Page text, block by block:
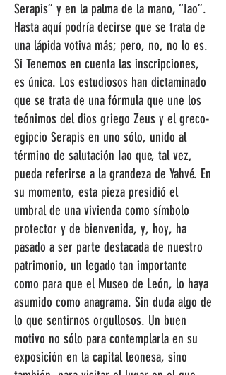
Serapis” y en la palma de la mano, “Iao”.
Hasta aquí podría decirse que se trata de
una lápida votiva más; pero, no, no lo es.
Si Tenemos en cuenta las inscripciones,
es única. Los estudiosos han dictaminado
que se trata de una fórmula que une los
teónimos del dios griego Zeus y el greco-
egipcio Serapis en uno sólo, unido al
término de salutación Iao que, tal vez,
pueda referirse a la grandeza de Yahvé. En
su momento, esta pieza presidió el
umbral de una vivienda como símbolo
protector y de bienvenida, y, hoy, ha
pasado a ser parte destacada de nuestro
patrimonio, un legado tan importante
como para que el Museo de León, lo haya
asumido como anagrama. Sin duda algo de
lo que sentirnos orgullosos. Un buen
motivo no sólo para contemplarla en su
exposición en la capital leonesa, sino